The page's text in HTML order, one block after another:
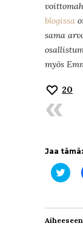
blogissa
sama
myös
20
Jaa tämä:
Jaa